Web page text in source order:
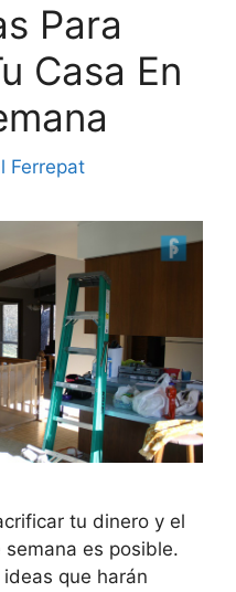
Para
Casa En
Ferrepat
tu dinero y el
es posible.
que harán